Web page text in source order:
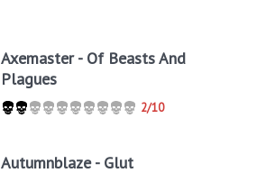
Axemaster - Of Beasts And
Plagues
2/10
Autumnblaze - Glut